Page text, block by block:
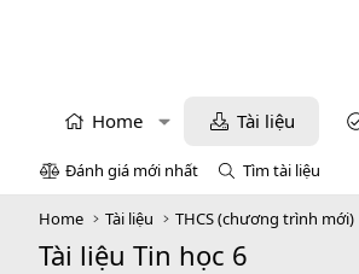
Home Tài liệu
Đánh giá mới nhất Tìm tài liệu
Home Tài liệu THCS (chương trình mới)
Tài liệu Tin học 6